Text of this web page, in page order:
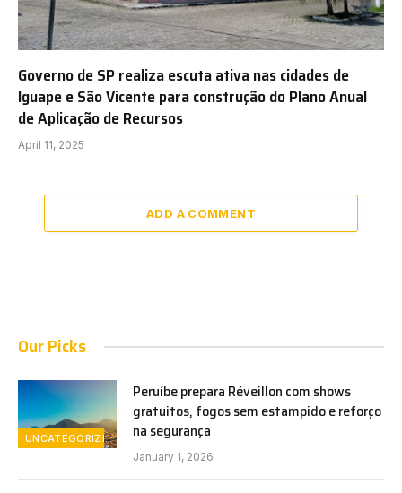
Governo de SP realiza escuta ativa nas cidades de
Iguape e São Vicente para construção do Plano Anual
de Aplicação de Recursos
April 11, 2025
ADD A COMMENT
Our Picks
UNCATEGORIZED
Peruíbe prepara Réveillon com shows
gratuitos, fogos sem estampido e reforço
na segurança
January 1, 2026